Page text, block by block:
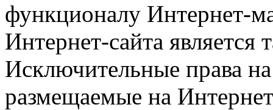
функционалу Интернет-
Интернет-сайта
Исключительные права
размещаемые на